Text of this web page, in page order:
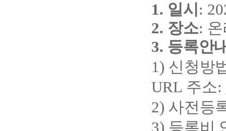
1. 일시 :
2. 장소:
3. 등록안
1) 신청방
URL 주소:
2) 사전등
3) 등록비